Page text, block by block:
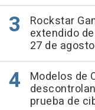
Rockstar
extendido
27 de
Modelos de
prueba de